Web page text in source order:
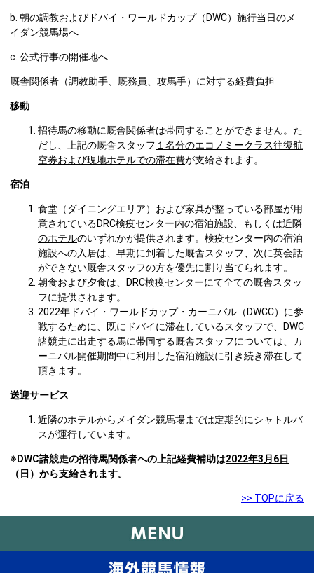
b. 朝の調教およびドバイ・ワールドカップ（DWC）施行当日のメ
イダン競馬場へ
c. 公式行事の開催地へ
厩舎関係者（調教助手、厩務員、攻馬手）に対する経費負担
移動
招待馬の移動に厩舎関係者は帯同することができません。た
だし、上記の厩舎スタッフ １名分のエコノミークラス往復航
空券および現地ホテルでの滞在費が支給されます。
宿泊
食堂（ダイニングエリア）および家具が整っている部屋が用
意されているDRC検疫センター内の宿泊施設、もしくは近隣
のホテルのいずれかが提供されます。検疫センター内の宿泊
施設への入居は、早期に到着した厩舎スタッフ、次に英会話
ができない厩舎スタッフの方を優先に割り当てられます。
朝食および夕食は、DRC検疫センターにて全ての厩舎スタッ
フに提供されます。
2022年ドバイ・ワールドカップ・カーニバル（DWCC）に参
戦するために、既にドバイに滞在しているスタッフで、DWC
諸競走に出走する馬に帯同する厩舎スタッフについては、カ
ーニバル開催期間中に利用した宿泊施設に引き続き滞在して
頂きます。
送迎サービス
近隣のホテルからメイダン競馬場までは定期的にシャトルバ
スが運行しています。
※DWC諸競走の招待馬関係者への上記経費補助は2022年3月6日
（日） から支給されます。
>> TOPに戻る